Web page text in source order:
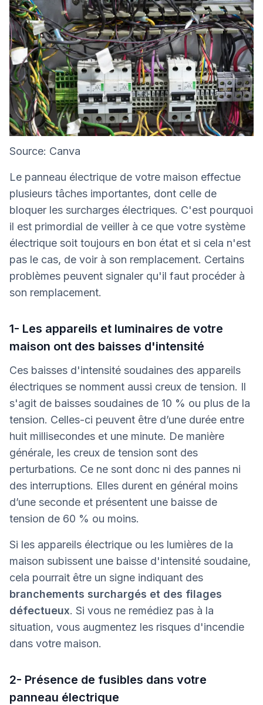
Source: Canva
Le panneau électrique de votre maison effectue
plusieurs tâches importantes, dont celle de
bloquer les surcharges électriques. C'est pourquoi
il est primordial de veiller à ce que votre système
électrique soit toujours en bon état et si cela n'est
pas le cas, de voir à son remplacement. Certains
problèmes peuvent signaler qu'il faut procéder à
son remplacement.
1- Les appareils et luminaires de votre
maison ont des baisses d'intensité
Ces baisses d'intensité soudaines des appareils
électriques se nomment aussi creux de tension. Il
s'agit de baisses soudaines de 10 % ou plus de la
tension. Celles-ci peuvent être d’une durée entre
huit millisecondes et une minute. De manière
générale, les creux de tension sont des
perturbations. Ce ne sont donc ni des pannes ni
des interruptions. Elles durent en général moins
d’une seconde et présentent une baisse de
tension de 60 % ou moins.
Si les appareils électrique ou les lumières de la
maison subissent une baisse d'intensité soudaine,
cela pourrait être un signe indiquant des
branchements surchargés et des filages
défectueux. Si vous ne remédiez pas à la
situation, vous augmentez les risques d'incendie
dans votre maison.
2- Présence de fusibles dans votre
panneau électrique